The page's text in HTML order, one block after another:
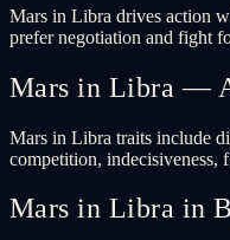
Mars in Libra drives action
prefer negotiation and fight
Mars in Libra —
Mars in Libra traits include
competition, indecisiveness,
Mars in Libra in